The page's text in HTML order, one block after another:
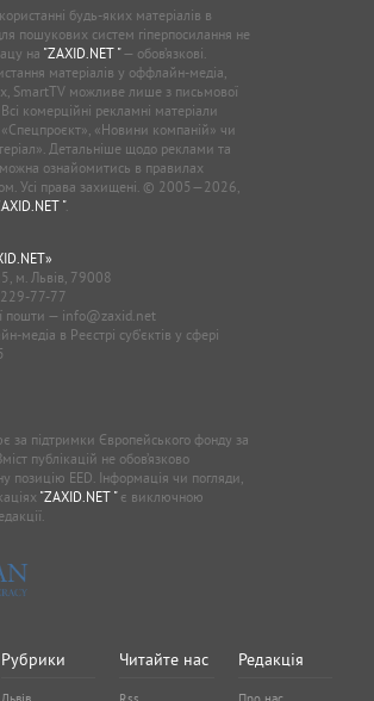
будь-яких матеріалів в
пошукових систем гіперпосилання не
на "ZAXID.NET "— обов’язкові.
матеріалів у оффлайн-медіа,
SmartTV можливе лише з письмової
комерційні рекламні матеріали
«Новини компаній» чи
Детальніше щодо реклами та
ознайомитись в правилах
Усі права захищені. © 2005—2026,
".
м. Львів, 79008
77-77
пошти — info@zaxid.net
медіа в Реєстрі суб'єктів у сфері
за підтримки Європейського фонду за
публікацій не обов’язково
позицію EED. Інформація чи погляди,
"ZAXID.NET "є виключною
Рубрики Читайте нас Редакція